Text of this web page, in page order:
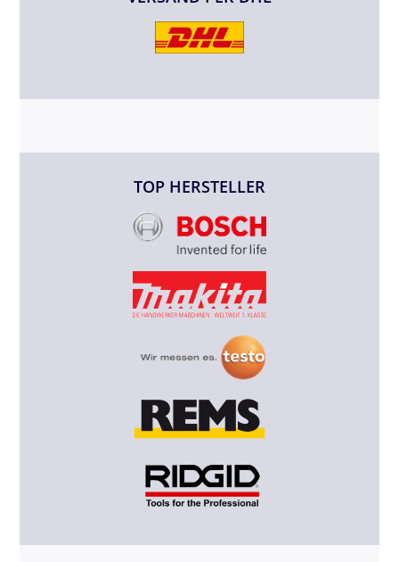
TOP HERSTELLER